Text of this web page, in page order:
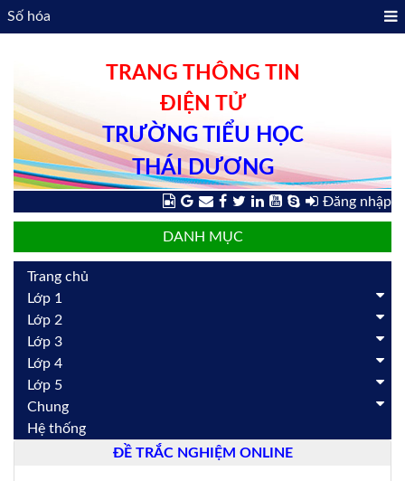
Số hóa
TRANG THÔNG TIN
ĐIỆN TỬ
TRƯỜNG TIỂU HỌC
THÁI DƯƠNG
Đăng nhập
DANH MỤC
Trang chủ
Lớp 1
Lớp 2
Lớp 3
Lớp 4
Lớp 5
Chung
Hệ thống
ĐỀ TRẮC NGHIỆM ONLINE